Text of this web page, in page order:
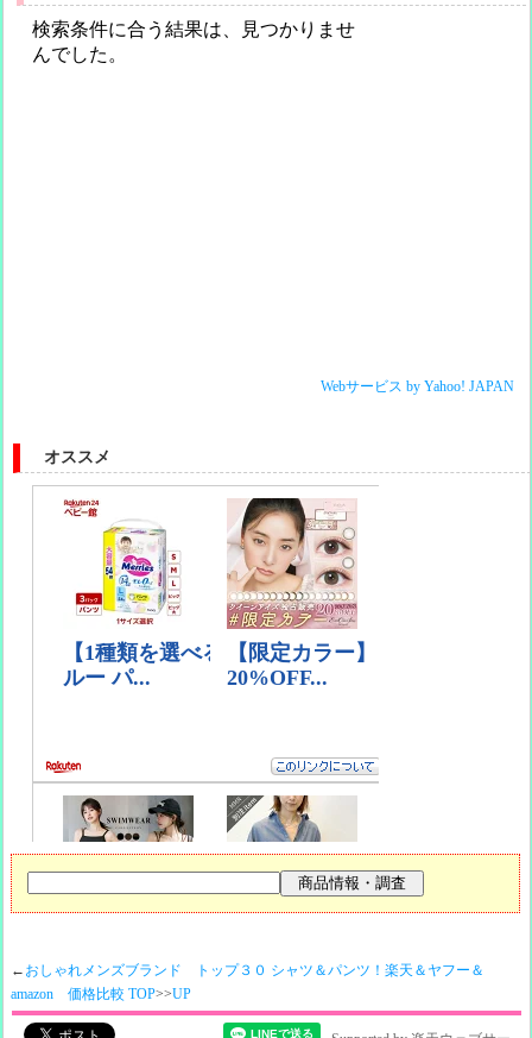
Webサービス by Yahoo! JAPAN
オススメ
← おしゃれメンズブランド トップ３０ シャツ＆パンツ！楽天＆ヤフー＆
amazon 価格比較 TOP>>UP